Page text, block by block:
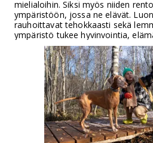
mielialoihin. Siksi myös niiden
ympäristöön, jossa ne elävät.
rauhoittavat tehokkaasti sekä
ympäristö tukee hyvinvointia,
tuntuu kevyemmältä ja